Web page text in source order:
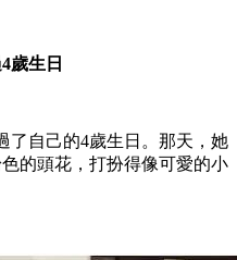
歲生日
了自己的4歲生日。那天，她
的頭花，打扮得像可愛的小